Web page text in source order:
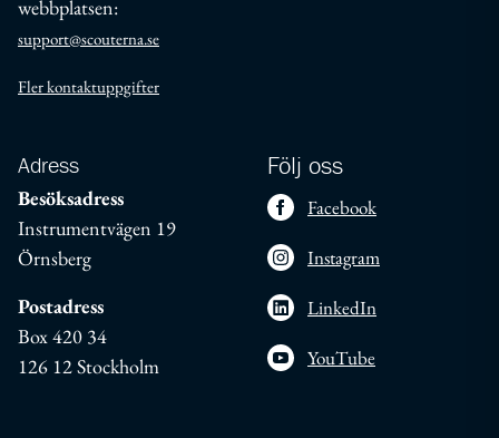
webbplatsen:
support@scouterna.se
Fler kontaktuppgifter
Adress
Besöksadress
Instrumentvägen 19
Örnsberg
Postadress
Box 420 34
126 12 Stockholm
Följ oss
Facebook
Instagram
LinkedIn
YouTube